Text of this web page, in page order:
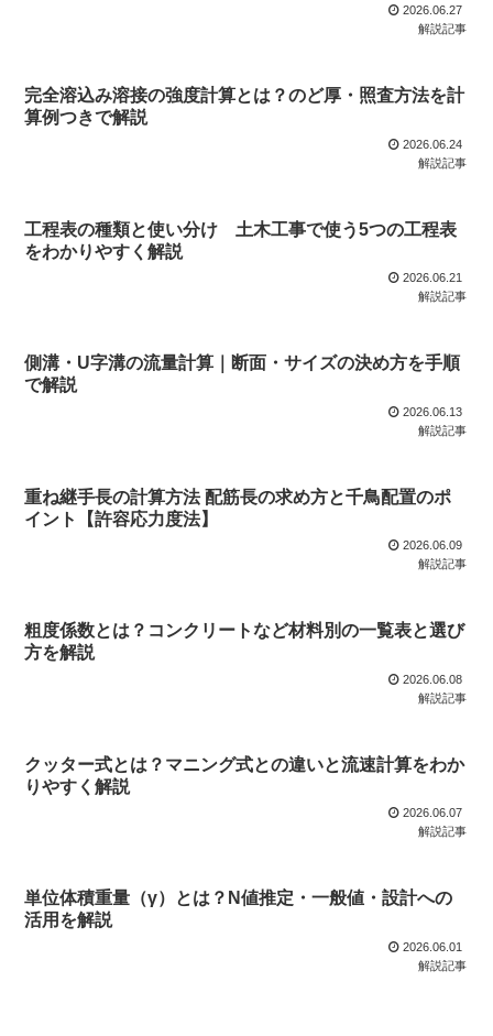
2026.06.27
解説記事
完全溶込み溶接の強度計算とは？のど厚・照査方法を計
算例つきで解説
2026.06.24
解説記事
工程表の種類と使い分け 土木工事で使う5つの工程表
をわかりやすく解説
2026.06.21
解説記事
側溝・U字溝の流量計算｜断面・サイズの決め方を手順
で解説
2026.06.13
解説記事
重ね継手長の計算方法 配筋長の求め方と千鳥配置のポ
イント【許容応力度法】
2026.06.09
解説記事
粗度係数とは？コンクリートなど材料別の一覧表と選び
方を解説
2026.06.08
解説記事
クッター式とは？マニング式との違いと流速計算をわか
りやすく解説
2026.06.07
解説記事
単位体積重量（γ）とは？N値推定・一般値・設計への
活用を解説
2026.06.01
解説記事